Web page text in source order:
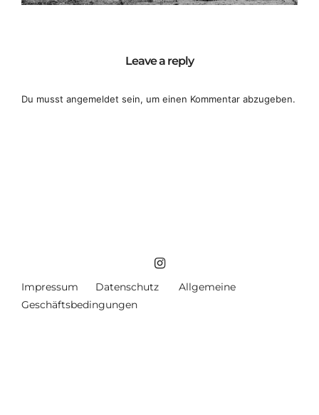
Leave a reply
Du musst angemeldet sein, um einen Kommentar abzugeben.
Impressum Datenschutz
Allgemeine
Geschäftsbedingungen